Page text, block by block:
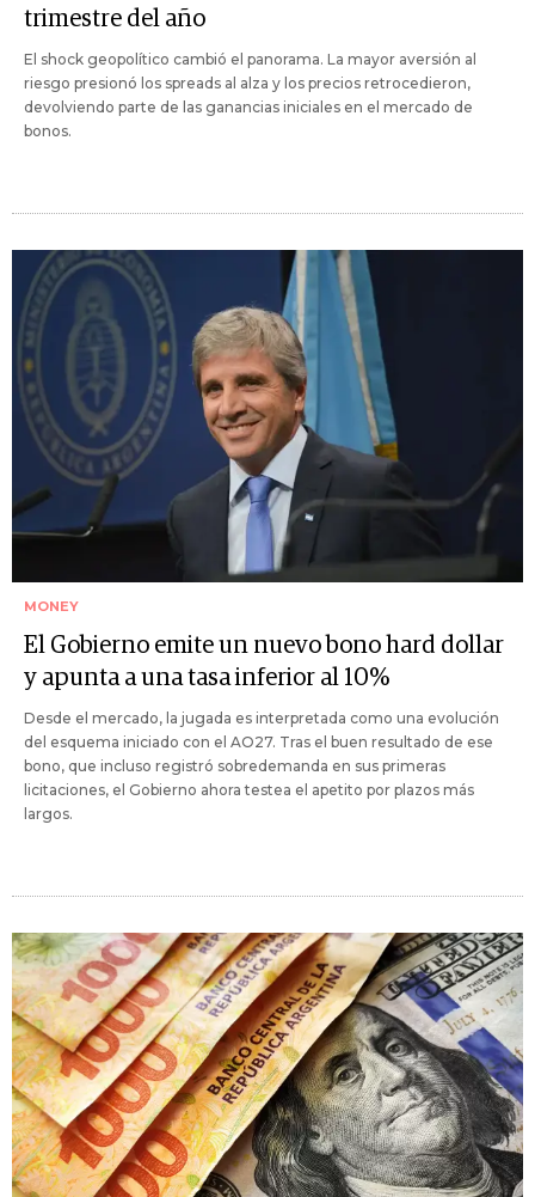
trimestre del año
El shock geopolítico cambió el panorama. La mayor aversión al
riesgo presionó los spreads al alza y los precios retrocedieron,
devolviendo parte de las ganancias iniciales en el mercado de
bonos.
MONEY
El Gobierno emite un nuevo bono hard dollar
y apunta a una tasa inferior al 10%
Desde el mercado, la jugada es interpretada como una evolución
del esquema iniciado con el AO27. Tras el buen resultado de ese
bono, que incluso registró sobredemanda en sus primeras
licitaciones, el Gobierno ahora testea el apetito por plazos más
largos.